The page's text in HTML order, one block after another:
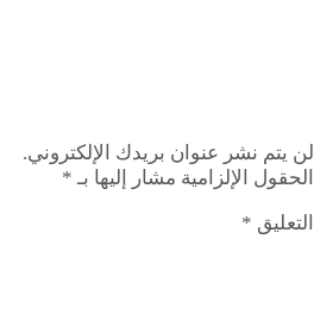
لن يتم نشر عنوان بريدك الإلكتروني.
الحقول الإلزامية مشار إليها بـ *
التعليق *